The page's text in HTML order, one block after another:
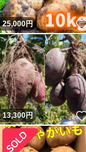
25,000円
13,300円